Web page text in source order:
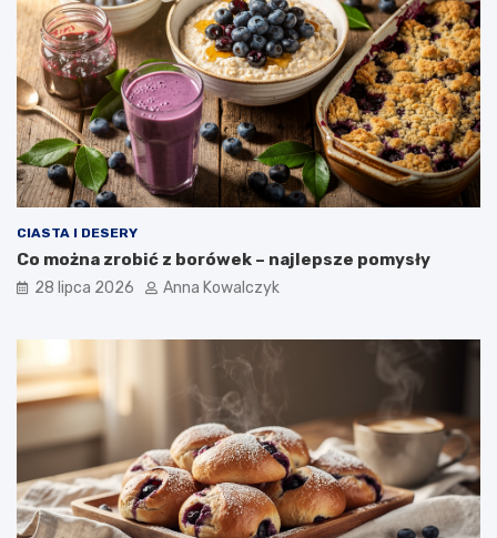
CIASTA I DESERY
Co można zrobić z borówek – najlepsze pomysły
28 lipca 2026 Anna Kowalczyk